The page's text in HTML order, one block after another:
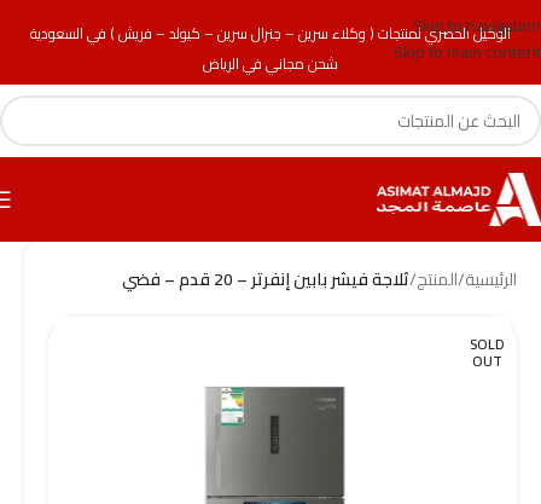
الوكيل الحصري لمنتجات ( وكلاء سرين – جنرال سرين – كيولد – فريش ) في السعودية
شحن مجاني في الرياض
Skip to navigation
Skip to main content
الرئيسية/المنتج/ثلاجة فيشر بابين إنفرتر – 20 قدم – فضي
SOLD
OUT